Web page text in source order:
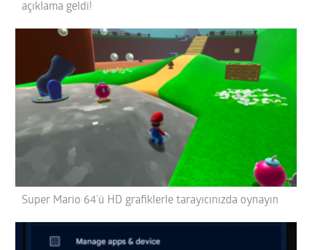
açıklama geldi!
Super Mario 64’ü HD grafiklerle tarayıcınızda oynayın